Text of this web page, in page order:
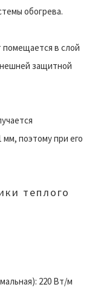
обогрева.
помещается в слой
защитной
поэтому при его
теплого
220 Вт/м